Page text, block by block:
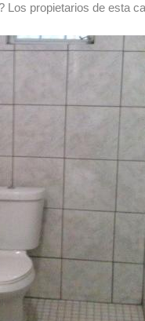
propietarios de esta